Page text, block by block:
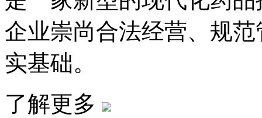
企业崇尚合法经营、规
实基础。
了解更多